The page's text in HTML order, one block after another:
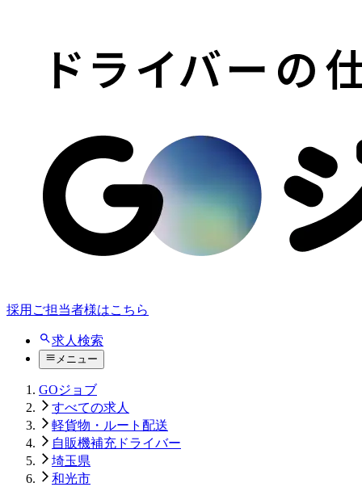
採用ご担当者様はこちら
求人検索
メニュー
GOジョブ
すべての求人
軽貨物・ルート配送
自販機補充ドライバー
埼玉県
和光市